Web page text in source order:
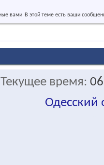
В этой теме есть ваши
Текущее время:
Одесский